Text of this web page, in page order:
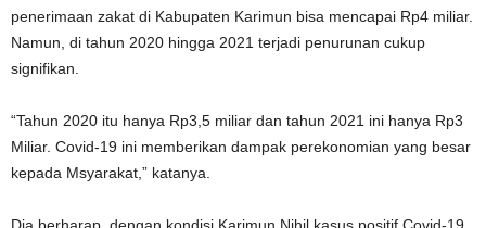
penerimaan zakat di Kabupaten Karimun bisa mencapai Rp4 miliar.
Namun, di tahun 2020 hingga 2021 terjadi penurunan cukup
signifikan.
“Tahun 2020 itu hanya Rp3,5 miliar dan tahun 2021 ini hanya Rp3
Miliar. Covid-19 ini memberikan dampak perekonomian yang besar
kepada Msyarakat,” katanya.